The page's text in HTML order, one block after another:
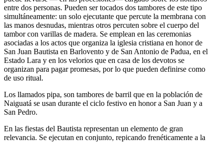
entre dos personas. Pueden ser tocados dos tambores de este tipo
simultáneamente: un solo ejecutante que percute la membrana con
las manos desnudas, mientras otros percuten sobre el cuerpo del
tambor con varillas de madera. Se emplean en las ceremonias
asociadas a los actos que organiza la iglesia cristiana en honor de
San Juan Bautista en Barlovento y de San Antonio de Padua, en el
Estado Lara y en los velorios que en casa de los devotos se
organizan para pagar promesas, por lo que pueden definirse como
de uso ritual.
Los llamados pipa, son tambores de barril que en la población de
Naiguatá se usan durante el ciclo festivo en honor a San Juan y a
San Pedro.
En las fiestas del Bautista representan un elemento de gran
relevancia. Se ejecutan en conjunto, repicando frenéticamente a la